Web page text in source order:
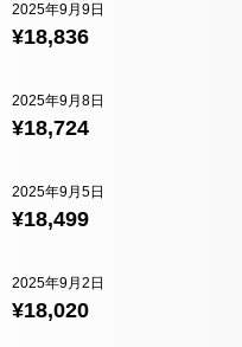
¥18,836
2025年9月9日
¥18,724
2025年9月8日
¥18,499
2025年9月5日
¥18,020
2025年9月2日